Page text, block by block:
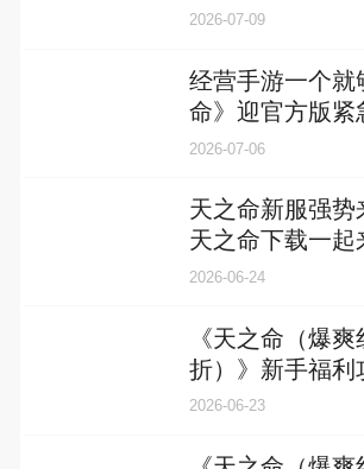
上
2026-07-09
经营手游一个就
命》迎官方版紧
2026-07-06
天之命新服强势
天之命下载一起
2026-06-24
《天之命（爆
折）》新手福利
玩家错过的5大
2026-06-23